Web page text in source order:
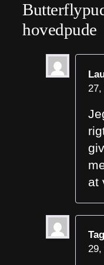
hovedpude
27,
at
29,